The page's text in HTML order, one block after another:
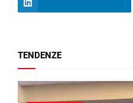
TENDENZE